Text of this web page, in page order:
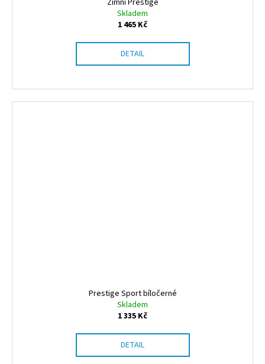
Skladem
1 465 Kč
DETAIL
Prestige Sport bíločerné
Skladem
1 335 Kč
DETAIL